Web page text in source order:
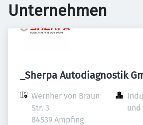
Unternehmen
_Sherpa Autodiagnostik
Wernher von Braun
Str. 3
84539 Ampfing
und